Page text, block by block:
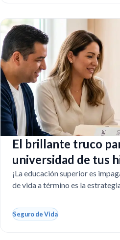
El brillante truco
universidad de tus
faltas
¡La educación superior es
de vida a término es la
Seguro de Vida